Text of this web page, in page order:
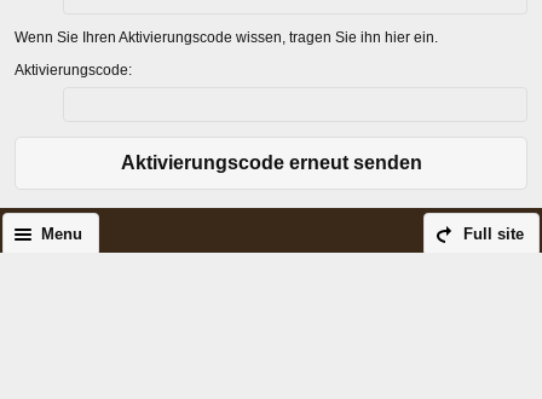
Wenn Sie Ihren Aktivierungscode wissen, tragen Sie ihn hier ein.
Aktivierungscode:
Aktivierungscode erneut senden
Full site
Menu